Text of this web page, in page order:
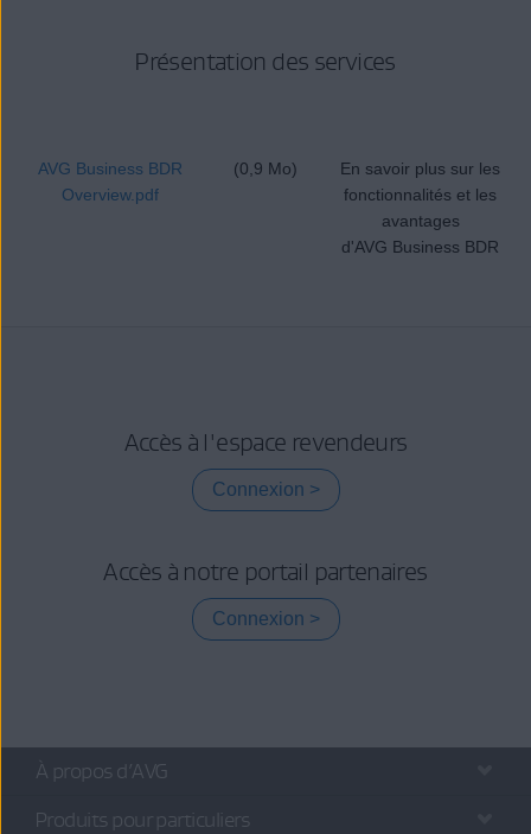
Présentation des services
AVG Business BDR
Overview.pdf
(0,9 Mo)
En savoir plus sur les
fonctionnalités et les
avantages
d'AVG Business BDR
Accès à l'espace revendeurs
Connexion
Accès à notre portail partenaires
Connexion
À propos d’AVG
Produits pour particuliers